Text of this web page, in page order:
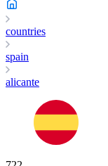
countries
spain
alicante